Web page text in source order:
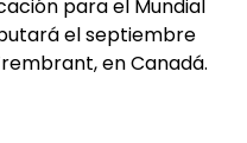
para el Mundial
el septiembre
en Canadá.